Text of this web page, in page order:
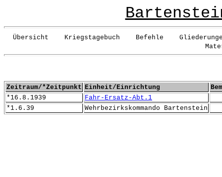
Übersicht Kriegstagebuch Befehle
Zeitraum/*Zeitpunkt Einheit/Einrichtung
*16.8.1939
Fahr-Ersatz-Abt.1
*1.6.39
Wehrbezirkskommando Bartenstein